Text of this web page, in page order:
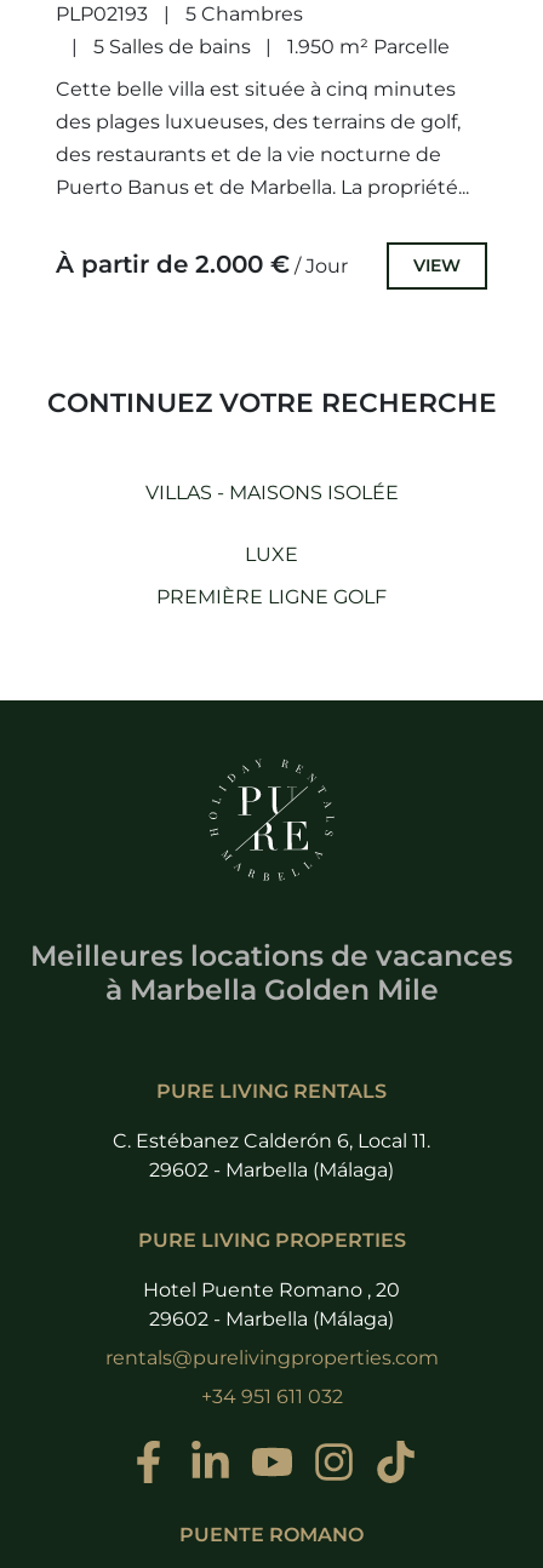
PLP02193
5 Chambres
5 Salles de bains
1.950 m² Parcelle
Cette belle villa est située à cinq minutes
des plages luxueuses, des terrains de golf,
des restaurants et de la vie nocturne de
Puerto Banus et de Marbella. La propriété...
À partir de 2.000 € / Jour VIEW
CONTINUEZ VOTRE RECHERCHE
VILLAS - MAISONS ISOLÉE
LUXE
PREMIÈRE LIGNE GOLF
Meilleures locations de vacances
à Marbella Golden Mile
PURE LIVING RENTALS
C. Estébanez Calderón 6, Local 11.
29602 - Marbella (Málaga)
PURE LIVING PROPERTIES
Hotel Puente Romano , 20
29602 - Marbella (Málaga)
rentals@purelivingproperties.com
+34 951 611 032
PUENTE ROMANO